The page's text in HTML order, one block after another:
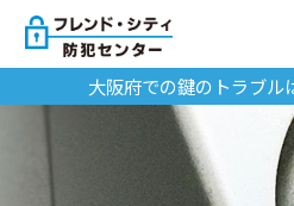
大阪府での鍵のトラブル